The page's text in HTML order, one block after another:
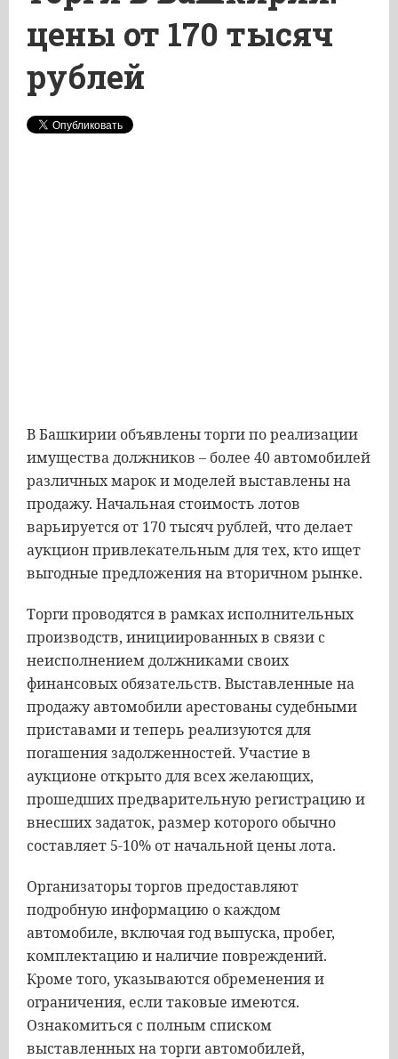
цены от 170 тысяч
рублей
В Башкирии объявлены торги по реализации
имущества должников – более 40 автомобилей
различных марок и моделей выставлены на
продажу. Начальная стоимость лотов
варьируется от 170 тысяч рублей, что делает
аукцион привлекательным для тех, кто ищет
выгодные предложения на вторичном рынке.
Торги проводятся в рамках исполнительных
производств, инициированных в связи с
неисполнением должниками своих
финансовых обязательств. Выставленные на
продажу автомобили арестованы судебными
приставами и теперь реализуются для
погашения задолженностей. Участие в
аукционе открыто для всех желающих,
прошедших предварительную регистрацию и
внесших задаток, размер которого обычно
составляет 5-10% от начальной цены лота.
Организаторы торгов предоставляют
подробную информацию о каждом
автомобиле, включая год выпуска, пробег,
комплектацию и наличие повреждений.
Кроме того, указываются обременения и
ограничения, если таковые имеются.
Ознакомиться с полным списком
выставленных на торги автомобилей,